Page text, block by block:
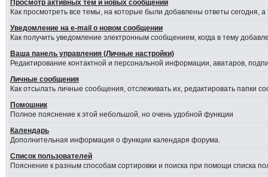
Просмотр активных тем и новых сообщений
Как просмотреть все темы, на которые были добавлены ответы сегодня,
Уведомление на е-mail о новом сообщении
Как получить уведомление электронным сообщением, когда в тему
Ваша панель управления (Личные настройки)
Редактирование контактной и персональной информации, аватаров,
Личные сообщения
Как отсылать личные сообщения, отслеживать их, редактировать папки
Помошник
Полное пояснение к этой небольшой, но очень удобной функции
Календарь
Дополнительная информация о функции календаря форума.
Список пользователей
Пояснение к разным способам сортировки и поиска при помощи списка